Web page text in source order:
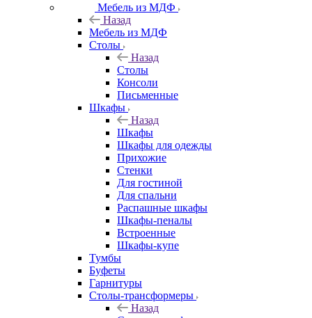
Мебель из МДФ
Назад
Мебель из МДФ
Столы
Назад
Столы
Консоли
Письменные
Шкафы
Назад
Шкафы
Шкафы для одежды
Прихожие
Стенки
Для гостиной
Для спальни
Распашные шкафы
Шкафы-пеналы
Встроенные
Шкафы-купе
Тумбы
Буфеты
Гарнитуры
Столы-трансформеры
Назад